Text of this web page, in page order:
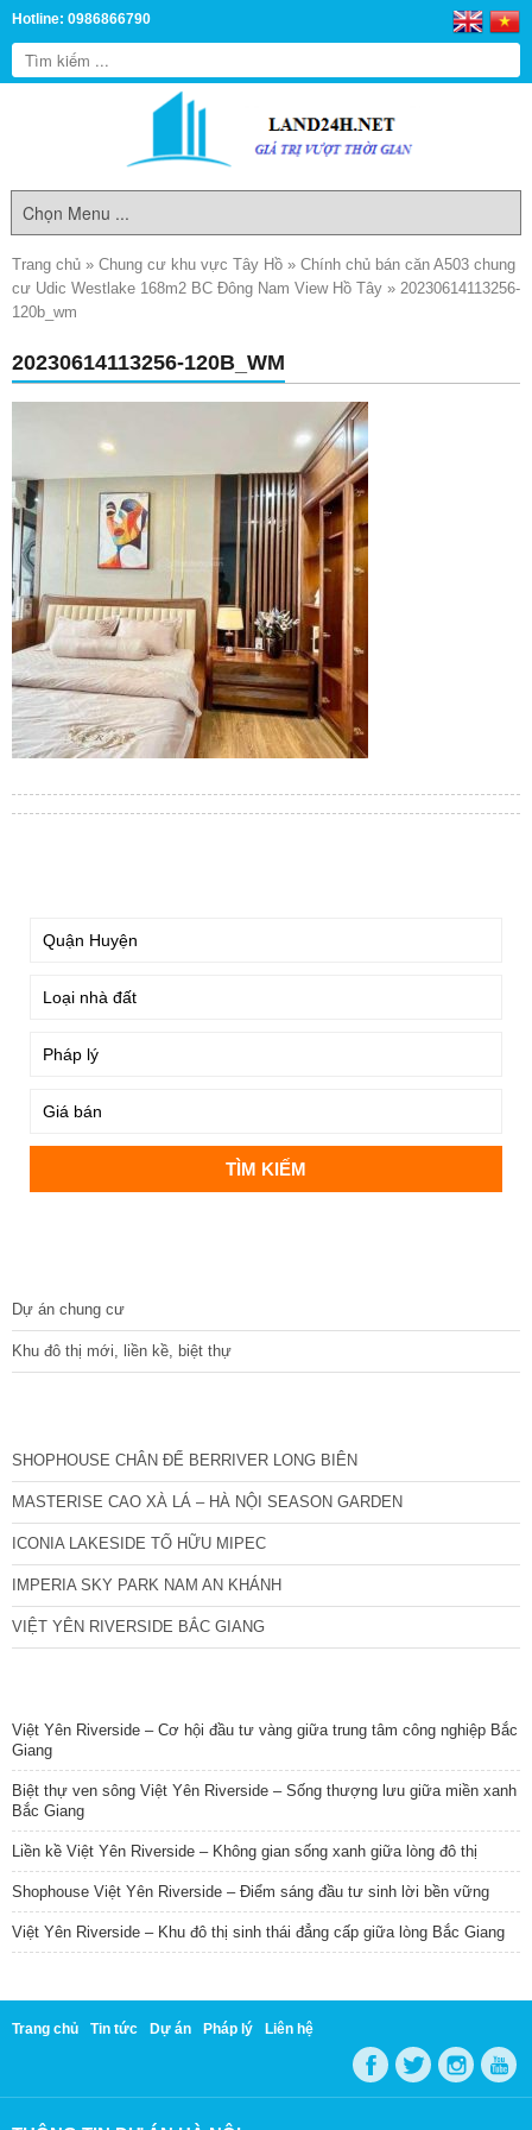
Hotline: 0986866790
Trang chủ » Chung cư khu vực Tây Hồ » Chính chủ bán căn A503 chung
cư Udic Westlake 168m2 BC Đông Nam View Hồ Tây » 20230614113256-
120b_wm
20230614113256-120B_WM
Dự án chung cư
Khu đô thị mới, liền kề, biệt thự
SHOPHOUSE CHÂN ĐẾ BERRIVER LONG BIÊN
MASTERISE CAO XÀ LÁ – HÀ NỘI SEASON GARDEN
ICONIA LAKESIDE TỐ HỮU MIPEC
IMPERIA SKY PARK NAM AN KHÁNH
VIỆT YÊN RIVERSIDE BẮC GIANG
Việt Yên Riverside – Cơ hội đầu tư vàng giữa trung tâm công nghiệp Bắc
Giang
Biệt thự ven sông Việt Yên Riverside – Sống thượng lưu giữa miền xanh
Bắc Giang
Liền kề Việt Yên Riverside – Không gian sống xanh giữa lòng đô thị
Shophouse Việt Yên Riverside – Điểm sáng đầu tư sinh lời bền vững
Việt Yên Riverside – Khu đô thị sinh thái đẳng cấp giữa lòng Bắc Giang
Trang chủ Tin tức Dự án Pháp lý Liên hệ